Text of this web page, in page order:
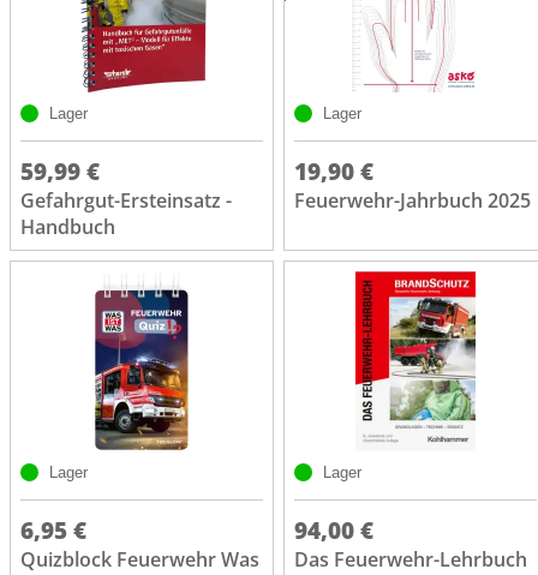
Lager
59,99 €
Gefahrgut-Ersteinsatz -
Handbuch
Lager
19,90 €
Feuerwehr-Jahrbuch 2025
Lager
6,95 €
Quizblock Feuerwehr Was
Lager
94,00 €
Das Feuerwehr-Lehrbuch